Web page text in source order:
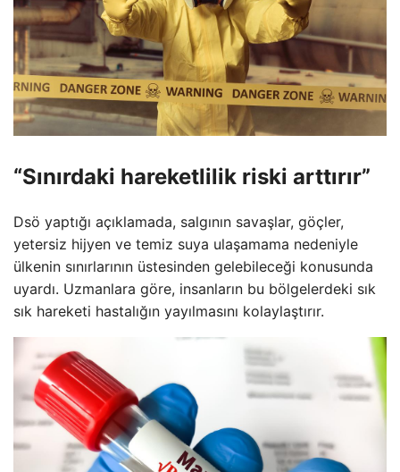
“Sınırdaki hareketlilik riski arttırır”
Dsö yaptığı açıklamada, salgının savaşlar, göçler,
yetersiz hijyen ve temiz suya ulaşamama nedeniyle
ülkenin sınırlarının üstesinden gelebileceği konusunda
uyardı. Uzmanlara göre, insanların bu bölgelerdeki sık
sık hareketi hastalığın yayılmasını kolaylaştırır.